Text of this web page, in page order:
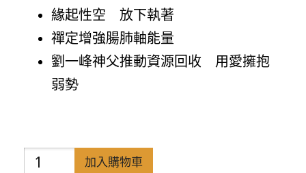
緣起性空 放下執著
禪定增強腸肺軸能量
劉一峰神父推動資源回收 用愛擁抱
弱勢
禪
加入購物車